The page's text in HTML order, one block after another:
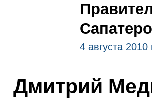
Сапатеро
4 августа 2010
Дмитрий